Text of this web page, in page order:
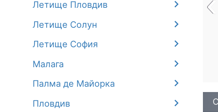
Летище Пловдив
Летище Солун
Летище София
Малага
Палма де Майорка
Пловдив